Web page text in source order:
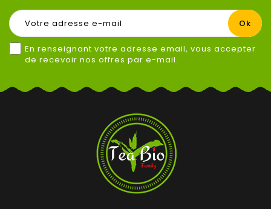
En renseignant votre adresse email, vous accepter
de recevoir nos offres par e-mail.